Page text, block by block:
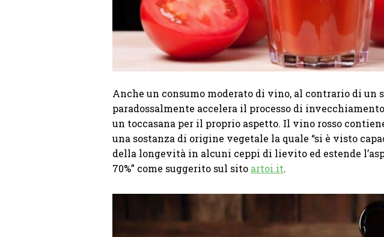
Anche un consumo moderato di vino, al contrario di un
paradossalmente accelera il processo di
un toccasana per il proprio aspetto. Il vino rosso
una sostanza di origine vegetale la quale “si è visto
della longevità in alcuni ceppi di lievito ed estende
70%” come suggerito sul sito artoi.it.